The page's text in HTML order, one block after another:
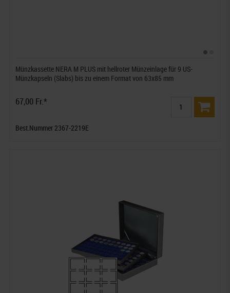
Münzkassette NERA M PLUS mit hellroter Münzeinlage für 9 US-
Münzkapseln (Slabs) bis zu einem Format von 63x85 mm
67,00 Fr.*
Best.Nummer 2367-2219E